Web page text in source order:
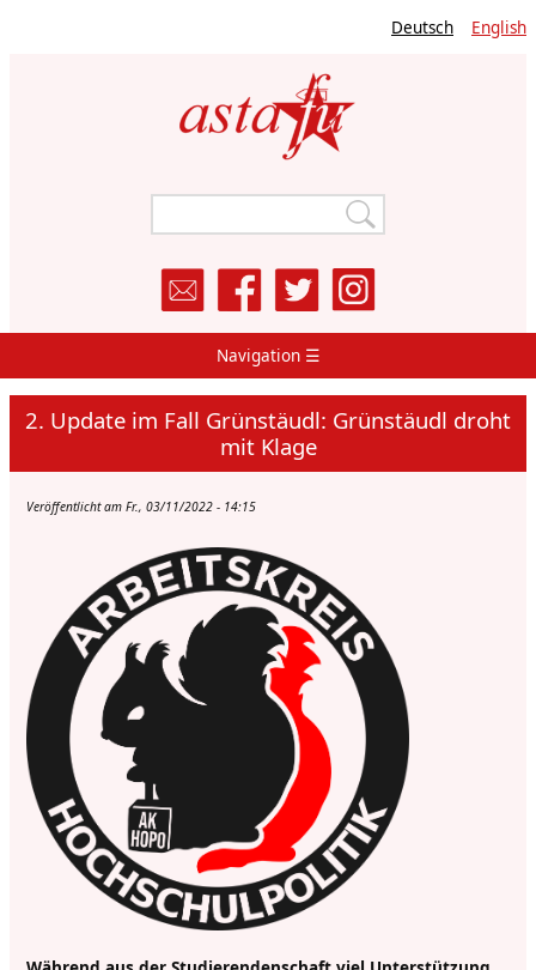
Deutsch English
Main
Navigation
Navigation ☰
2. Update im Fall Grünstäudl: Grünstäudl droht
mit Klage
Veröffentlicht am Fr., 03/11/2022 - 14:15